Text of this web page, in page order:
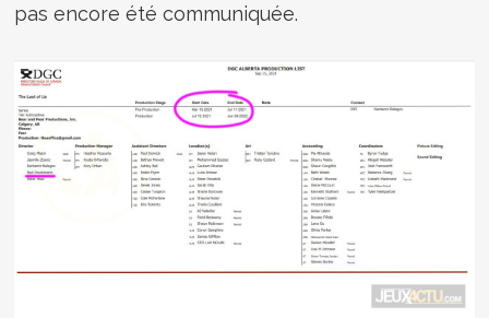
pas encore été communiquée.